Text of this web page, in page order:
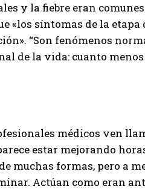
y la fiebre eran
«los síntomas de la
“Son fenómenos
de la vida: cuanto
médicos ven
estar mejorando
muchas formas, pero a
Actúan como eran